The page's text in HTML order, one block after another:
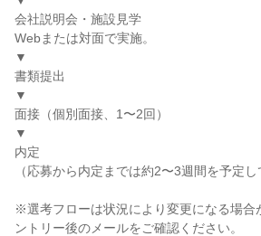
会社説明会・施設見学
Webまたは対面で実施。
▼
書類提出
▼
面接（個別面接、1〜2回）
▼
内定
（応募から内定までは約2〜3週間を予定し
※選考フローは状況により変更になる場合
ントリー後のメールをご確認ください。